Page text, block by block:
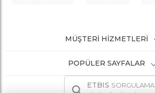
MÜŞTERI HIZMETLERI
POPÜLER SAYFALAR
ETBIS SORGULAMA